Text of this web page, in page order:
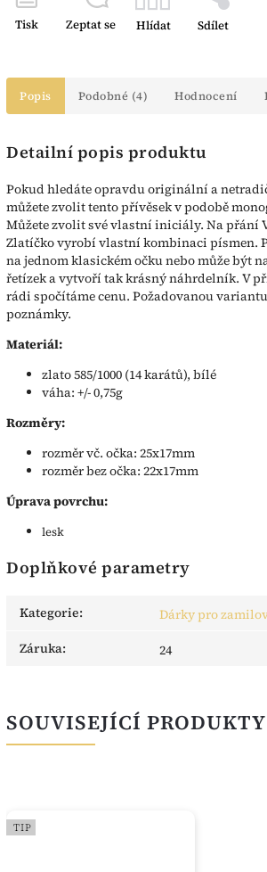
Tisk Zeptat se Hlídat Sdílet
Popis Podobné (4) Hodnocení
Detailní popis produktu
Pokud hledáte opravdu originální a
můžete zvolit tento přívěsek v podobě
Můžete zvolit své vlastní iniciály. Na přání
Zlatíčko vyrobí vlastní kombinaci písmen.
na jednom klasickém očku nebo může být
řetízek a vytvoří tak krásný náhrdelník. V
rádi spočítáme cenu. Požadovanou
poznámky.
Materiál:
zlato 585/1000 (14 karátů), bílé
váha: +/- 0,75g
Rozměry:
rozměr vč. očka: 25x17mm
rozměr bez očka: 22x17mm
Úprava povrchu:
lesk
Doplňkové parametry
Kategorie:
Dárky pro
Záruka: 24
SOUVISEJÍCÍ PRODUKTY
TIP